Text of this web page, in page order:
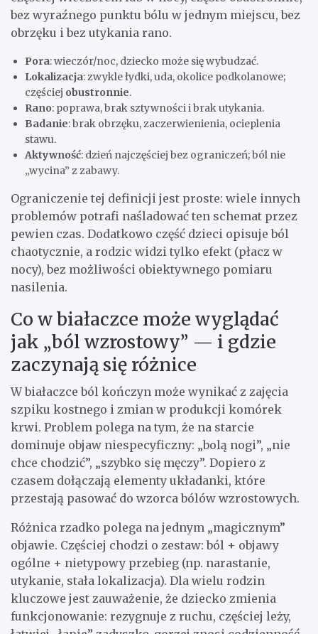
bez wyraźnego punktu bólu w jednym miejscu, bez
obrzęku i bez utykania rano.
Pora: wieczór/noc, dziecko może się wybudzać.
Lokalizacja: zwykle łydki, uda, okolice podkolanowe;
częściej obustronnie.
Rano: poprawa, brak sztywności i brak utykania.
Badanie: brak obrzęku, zaczerwienienia, ocieplenia
stawu.
Aktywność: dzień najczęściej bez ograniczeń; ból nie
„wycina” z zabawy.
Ograniczenie tej definicji jest proste: wiele innych
problemów potrafi naśladować ten schemat przez
pewien czas. Dodatkowo część dzieci opisuje ból
chaotycznie, a rodzic widzi tylko efekt (płacz w
nocy), bez możliwości obiektywnego pomiaru
nasilenia.
Co w białaczce może wyglądać
jak „ból wzrostowy” — i gdzie
zaczynają się różnice
W białaczce ból kończyn może wynikać z zajęcia
szpiku kostnego i zmian w produkcji komórek
krwi. Problem polega na tym, że na starcie
dominuje objaw niespecyficzny: „bolą nogi”, „nie
chce chodzić”, „szybko się męczy”. Dopiero z
czasem dołączają elementy układanki, które
przestają pasować do wzorca bólów wzrostowych.
Różnica rzadko polega na jednym „magicznym”
objawie. Częściej chodzi o zestaw: ból + objawy
ogólne + nietypowy przebieg (np. narastanie,
utykanie, stała lokalizacja). Dla wielu rodzin
kluczowe jest zauważenie, że dziecko zmienia
funkcjonowanie: rezygnuje z ruchu, częściej leży,